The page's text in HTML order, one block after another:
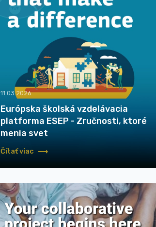
11.03.2026
Európska školská vzdelávacia
platforma ESEP - Zručnosti, ktoré
menia svet
Čítať viac